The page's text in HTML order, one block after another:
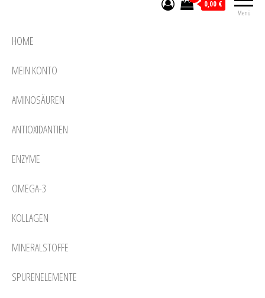
Menü
0,00 €
HOME
MEIN KONTO
AMINOSÄUREN
ANTIOXIDANTIEN
ENZYME
OMEGA-3
KOLLAGEN
MINERALSTOFFE
SPURENELEMENTE